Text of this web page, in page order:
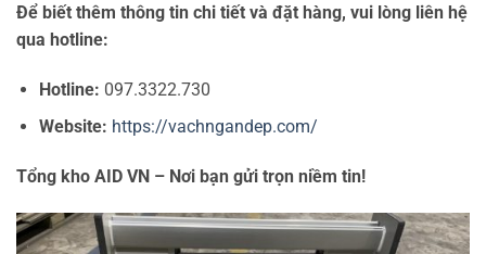
Để biết thêm thông tin chi tiết và đặt hàng, vui lòng liên hệ
qua hotline:
Hotline: 097.3322.730
Website: https://vachngandep.com/
Tổng kho AID VN – Nơi bạn gửi trọn niềm tin!